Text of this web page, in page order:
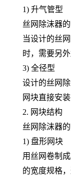
1) 升气管型
丝网除沫器
当设计的丝
时，需要另
3) 全径型
设计的丝网
网块直接安装
2. 网块结构
丝网除沫器
1) 盘形网块
用丝网卷制
的宽度规格